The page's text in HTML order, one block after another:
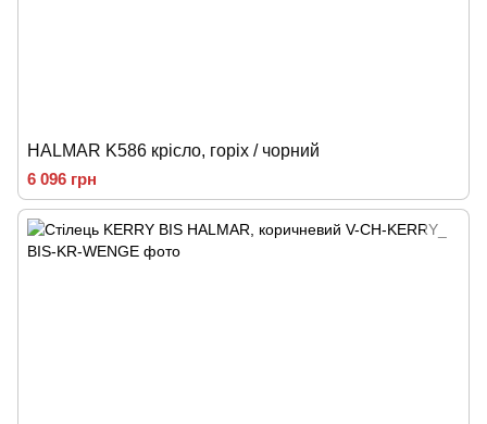
HALMAR K586 крісло, горіх / чорний
6 096 грн